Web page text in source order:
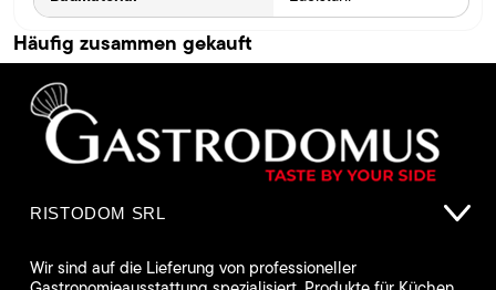
Häufig zusammen gekauft
RISTODOM SRL
Wir sind auf die Lieferung von professioneller